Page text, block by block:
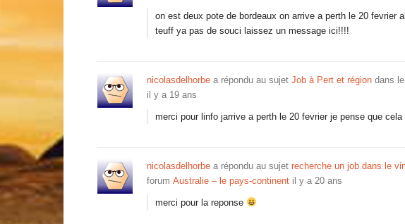
on est deux pote de bordeaux on arrive a perth le 20 fevrier
teuff ya pas de souci laissez un message ici!!!!
nicolasdelhorbe a répondu au sujet Job à Pert et région dans
il y a 19 ans
merci pour linfo jarrive a perth le 20 fevrier je pense que
nicolasdelhorbe a répondu au sujet recherche un job dans le
forum Australie – le pays-continent il y a 20 ans
merci pour la reponse